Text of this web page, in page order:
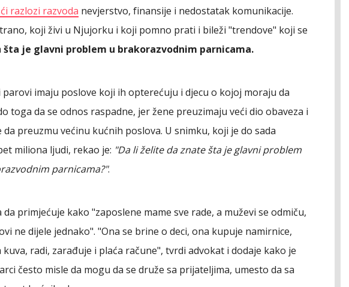
razlozi razvoda nevjerstvo, finansije i nedostatak komunikacije.
koji živi u Njujorku i koji pomno prati i bileži "trendove" koji se
šta je glavni problem u brakorazvodnim parnicama.
parovi imaju poslove koji ih opterećuju i djecu o kojoj moraju da
toga da se odnos raspadne, jer žene preuzimaju veći dio obaveza i
preuzmu većinu kućnih poslova. U snimku, koji je do sada
miliona ljudi, rekao je: "Da li želite da znate šta je glavni problem
parnicama?".
primjećuje kako "zaposlene mame sve rade, a muževi se odmiču,
ne dijele jednako". "Ona se brine o deci, ona kupuje namirnice,
radi, zarađuje i plaća račune", tvrdi advokat i dodaje kako je
često misle da mogu da se druže sa prijateljima, umesto da sa